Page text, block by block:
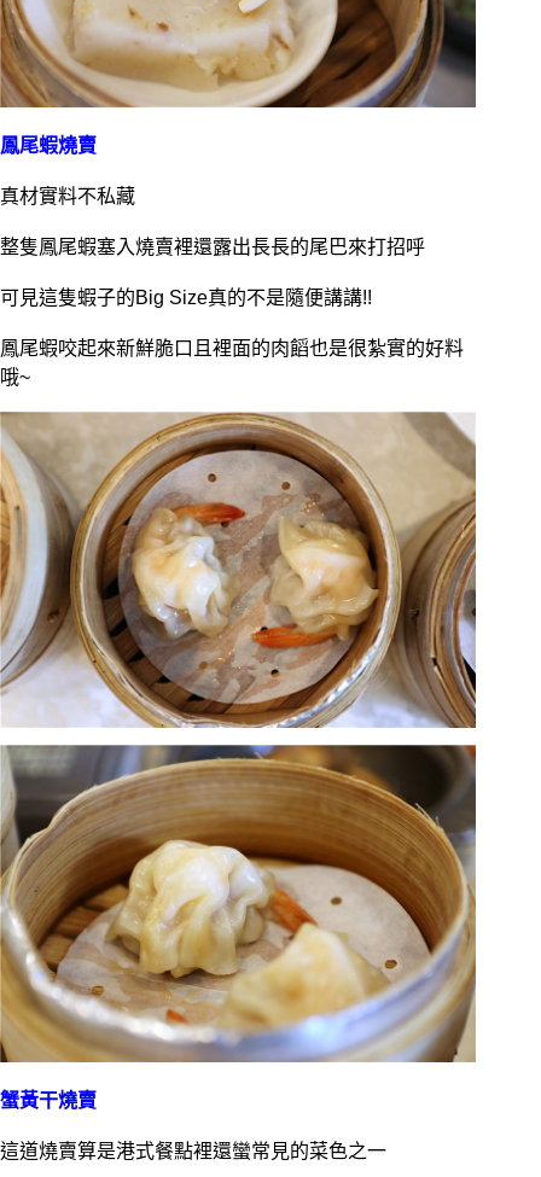
鳳尾蝦燒賣
真材實料不私藏
整隻鳳尾蝦塞入燒賣裡還露出長長的尾巴來打招呼
可見這隻蝦子的Big Size真的不是隨便講講!!
鳳尾蝦咬起來新鮮脆口且裡面的肉饀也是很紮實的好料
哦~
蟹黃干燒賣
這道燒賣算是港式餐點裡還蠻常見的菜色之一